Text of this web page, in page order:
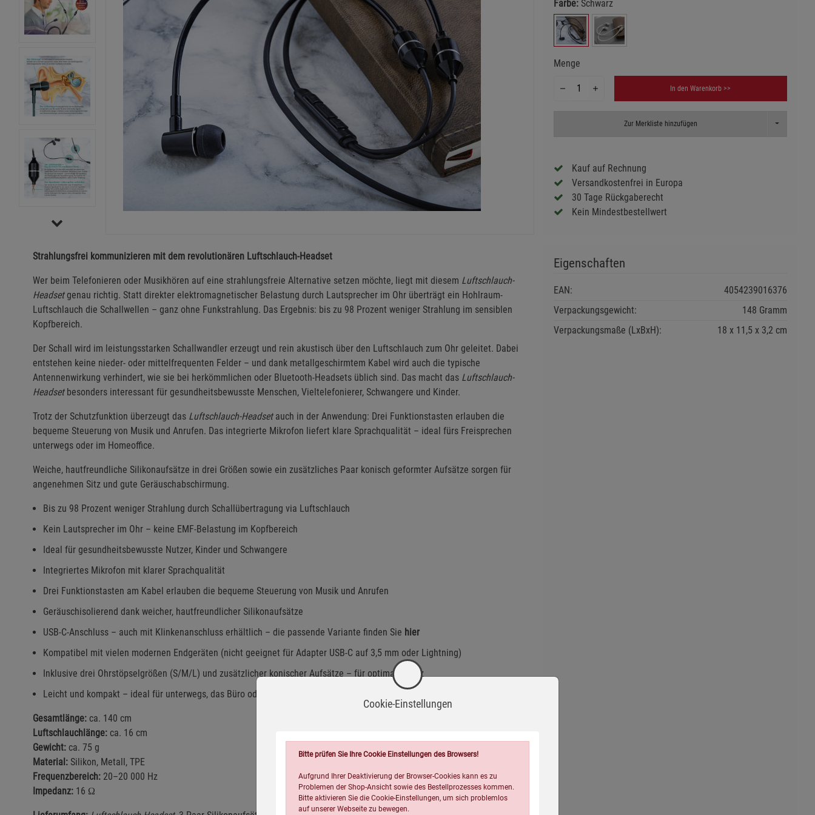
Farbe:Schwarz
Menge
In den Warenkorb >>
Zur Merkliste hinzufügen Toggle
Kauf auf Rechnung
Versandkostenfrei in Europa
30 Tage Rückgaberecht
Kein Mindestbestellwert
Strahlungsfrei kommunizieren mit dem revolutionären Luftschlauch-Headset
Wer beim Telefonieren oder Musikhören auf eine strahlungsfreie Alternative setzen möchte, liegt mit diesem Luftschlauch-
Headsetgenau richtig. Statt direkter elektromagnetischer Belastung durch Lautsprecher im Ohr überträgt ein Hohlraum-
Luftschlauch die Schallwellen – ganz ohne Funkstrahlung. Das Ergebnis: bis zu 98 Prozent weniger Strahlung im sensiblen
Kopfbereich.
Der Schall wird im leistungsstarken Schallwandler erzeugt und rein akustisch über den Luftschlauch zum Ohr geleitet. Dabei
entstehen keine nieder- oder mittelfrequenten Felder – und dank metallgeschirmtem Kabel wird auch die typische
Antennenwirkung verhindert, wie sie bei herkömmlichen oder Bluetooth-Headsets üblich sind. Das macht das Luftschlauch-
Headsetbesonders interessant für gesundheitsbewusste Menschen, Vieltelefonierer, Schwangere und Kinder.
Trotz der Schutzfunktion überzeugt das Luftschlauch-Headsetauch in der Anwendung: Drei Funktionstasten erlauben die
bequeme Steuerung von Musik und Anrufen. Das integrierte Mikrofon liefert klare Sprachqualität – ideal fürs Freisprechen
unterwegs oder im Homeoffice.
Weiche, hautfreundliche Silikonaufsätze in drei Größen sowie ein zusätzliches Paar konisch geformter Aufsätze sorgen für
angenehmen Sitz und gute Geräuschabschirmung.
Bis zu 98 Prozent weniger Strahlung durch Schallübertragung via Luftschlauch
Kein Lautsprecher im Ohr – keine EMF-Belastung im Kopfbereich
Ideal für gesundheitsbewusste Nutzer, Kinder und Schwangere
Integriertes Mikrofon mit klarer Sprachqualität
Drei Funktionstasten am Kabel erlauben die bequeme Steuerung von Musik und Anrufen
Geräuschisolierend dank weicher, hautfreundlicher Silikonaufsätze
USB-C-Anschluss – auch mit Klinkenanschluss erhältlich – die passende Variante finden Sie hier
Kompatibel mit vielen modernen Endgeräten (nicht geeignet für Adapter USB-C auf 3,5 mm oder Lightning)
Inklusive drei Ohrstöpselgrößen (S/M/L) und zusätzlicher konischer Aufsätze – für optimalen Sitz
Leicht und kompakt – ideal für unterwegs, das Büro oder zu Hause
Gesamtlänge: ca. 140 cm
Luftschlauchlänge: ca. 16 cm
Gewicht: ca. 75 g
Material: Silikon, Metall, TPE
Frequenzbereich: 20–20 000 Hz
Impedanz: 16 Ω
Eigenschaften
EAN:
4054239016376
Verpackungsgewicht:
148 Gramm
Verpackungsmaße (LxBxH):
18 11,5 3,2cm
Cookie-Einstellungen
Bitte prüfen Sie Ihre Cookie Einstellungen des Browsers!
Aufgrund Ihrer Deaktivierung der Browser-Cookies kann es zu
Problemen der Shop-Ansicht sowie des Bestellprozesses kommen.
Bitte aktivieren Sie die Cookie-Einstellungen, um sich problemlos
auf unserer Webseite zu bewegen.